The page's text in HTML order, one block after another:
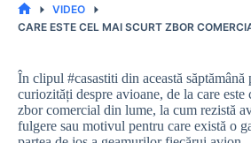
PRIMA
VIDEO
CARE ESTE CEL MAI SCURT ZBOR
În clipul #casastiti din această săptămână
curiozități despre avioane, de la care este
zbor comercial din lume, la cum rezistă
fulgere sau motivul pentru care există o